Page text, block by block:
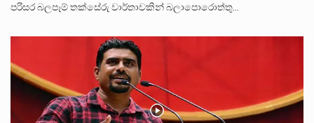
පරිසර බලපෑම් තක්සේරු වාර්තාවකින් බලාපොරොත්තු…